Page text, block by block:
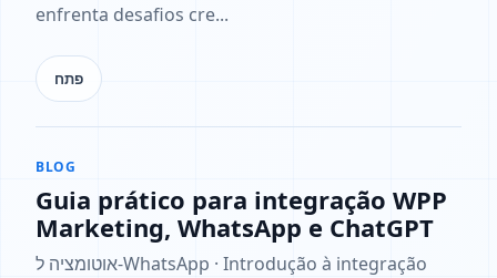
enfrenta desafios cre...
פתח
BLOG
Guia prático para integração WPP
Marketing, WhatsApp e ChatGPT
אוטומציה ל‑WhatsApp · Introdução à integração